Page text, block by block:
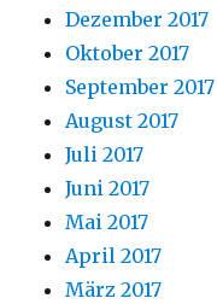
Dezember 2017
Oktober 2017
September 2017
August 2017
Juli 2017
Juni 2017
Mai 2017
April 2017
März 2017